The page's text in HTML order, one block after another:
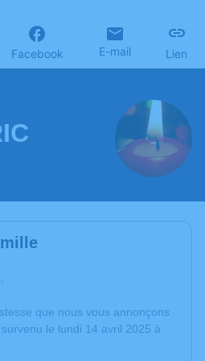
Facebook E-mail Lien
que nous vous annonçons
le lundi 14 avril 2025 à